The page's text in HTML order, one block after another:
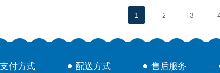
1 2 3
支付方式 配送方式 售后服务